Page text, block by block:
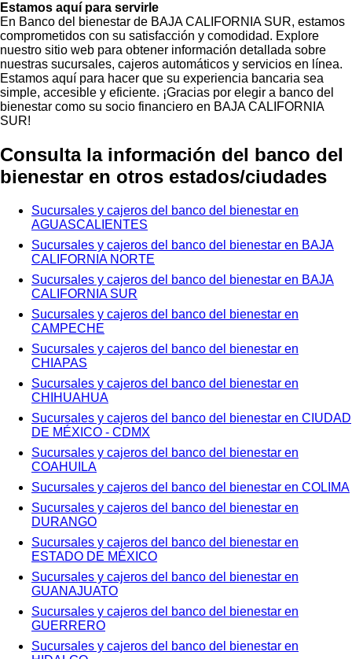
Estamos aquí para servirle
En Banco del bienestar de BAJA CALIFORNIA SUR, estamos
comprometidos con su satisfacción y comodidad. Explore
nuestro sitio web para obtener información detallada sobre
nuestras sucursales, cajeros automáticos y servicios en línea.
Estamos aquí para hacer que su experiencia bancaria sea
simple, accesible y eficiente. ¡Gracias por elegir a banco del
bienestar como su socio financiero en BAJA CALIFORNIA
SUR!
Consulta la información del banco del
bienestar en otros estados/ciudades
Sucursales y cajeros del banco del bienestar en
AGUASCALIENTES
Sucursales y cajeros del banco del bienestar en BAJA
CALIFORNIA NORTE
Sucursales y cajeros del banco del bienestar en BAJA
CALIFORNIA SUR
Sucursales y cajeros del banco del bienestar en
CAMPECHE
Sucursales y cajeros del banco del bienestar en
CHIAPAS
Sucursales y cajeros del banco del bienestar en
CHIHUAHUA
Sucursales y cajeros del banco del bienestar en CIUDAD
DE MÉXICO - CDMX
Sucursales y cajeros del banco del bienestar en
COAHUILA
Sucursales y cajeros del banco del bienestar en COLIMA
Sucursales y cajeros del banco del bienestar en
DURANGO
Sucursales y cajeros del banco del bienestar en
ESTADO DE MÉXICO
Sucursales y cajeros del banco del bienestar en
GUANAJUATO
Sucursales y cajeros del banco del bienestar en
GUERRERO
Sucursales y cajeros del banco del bienestar en